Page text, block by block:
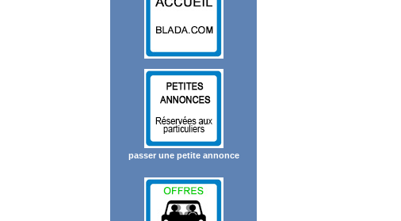
passer une petite annonce